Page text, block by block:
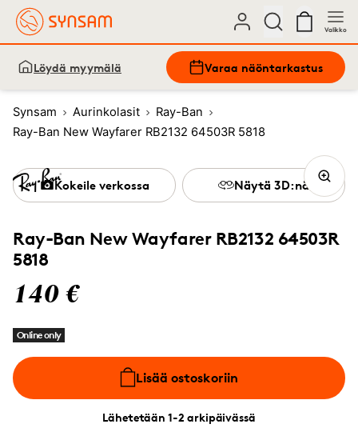
Valikko
Löydä myymälä Varaa näöntarkastus
Synsam Aurinkolasit
Ray-Ban
Ray-Ban New Wayfarer RB2132 64503R 5818
Ray-Ban New Wayfarer RB2132 64503R
5818
140 €
Online only
Lisää ostoskoriin
Lähetetään 1-2 arkipäivässä
Kokeile verkossa Näytä 3D:nä